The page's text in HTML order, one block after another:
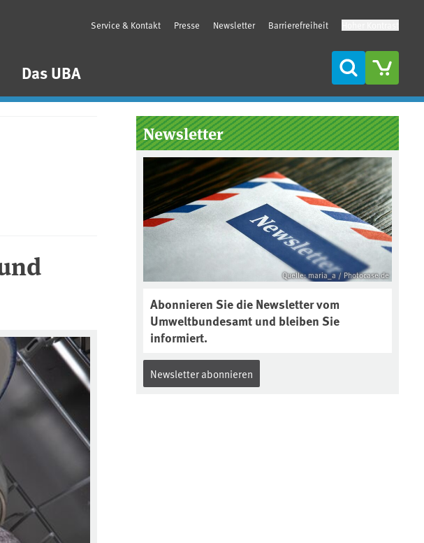
Das UBA
Service & Kontakt Presse Newsletter Barrierefreiheit
Suche
Seitenleiste
Newsletter
Quelle: maria_a / Photocase.de
Abonnieren Sie die Newsletter vom
Umweltbundesamt und bleiben Sie
informiert.
Newsletter abonnieren